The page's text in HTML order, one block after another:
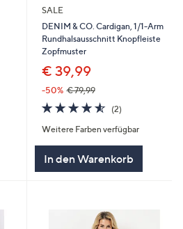
SALE
DENIM & CO. Cardigan, 1/1-Arm
Rundhalsausschnitt Knopfleiste
Zopfmuster
€ 39,99
-50% € 79,99
4.5
von
5
(2)2
Weitere Farben verfügbar
In den Warenkorb